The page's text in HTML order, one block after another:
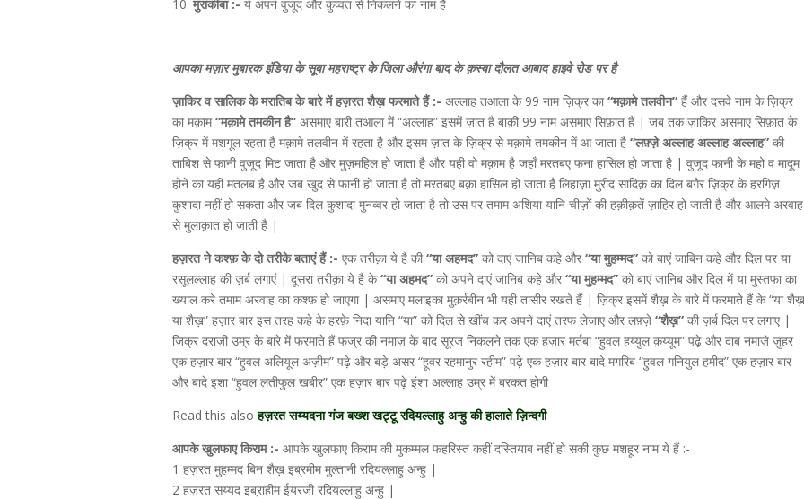
मुराकीबा :- ये अपने वुजूद और क़ुव्वत से निकलने का नाम है
आपका मज़ार मुबारक इंडिया के सूबा महराष्ट्र के जिला औरंगा बाद के क़स्बा दौलत आबाद हाइवे रोड पर है
ज़ाकिर व सालिक के मरातिब के बारे में हज़रत शैख़ फरमाते हैं :- अल्लाह तआला के 99 नाम ज़िक्र का“मक़ामे तलवीन” हैं और दसवे नाम के ज़िक्र
का मक़ाम“मक़ामे तमकीन है” असमाए बारी तआला में “अल्लाह” इसमें ज़ात है बाक़ी 99 नाम असमाए सिफ़ात हैं | जब तक ज़ाकिर असमाए सिफ़ात के
ज़िक्र में मशगूल रहता है मक़ामे तलवीन में रहता है और इसम ज़ात के ज़िक्र से मक़ामे तमकीन में आ जाता है “लफ़्ज़े अल्लाह अल्लाह अल्लाह” की
ताबिश से फानी वुजूद मिट जाता है और मुज़महिल हो जाता है और यही वो मक़ाम है जहाँ मरतबए फना हासिल हो जाता है | वुजूद फानी के महो व मादूम
होने का यही मतलब है और जब खुद से फानी हो जाता है तो मरतबए बक़ा हासिल हो जाता है लिहाज़ा मुरीद सादिक़ का दिल बगैर ज़िक्र के हरगिज़
कुशादा नहीं हो सकता और जब दिल कुशादा मुनव्वर हो जाता है तो उस पर तमाम अशिया यानि चीज़ों की हक़ीक़तें ज़ाहिर हो जाती है और आलमे अरवाह
से मुलाक़ात हो जाती है |
हज़रत ने कश्फ़ के दो तरीके बताएं हैं :- एक तरीक़ा ये है की“या अहमद” को दाएं जानिब कहे और “या मुहम्मद” को बाएं जाबिन कहे और दिल पर या
रसूलल्लाह की ज़र्ब लगाएं | दूसरा तरीक़ा ये है के“या अहमद” को अपने दाएं जानिब कहे और “या मुहम्मद” को बाएं जानिब और दिल में या मुस्तफा का
ख्याल करे तमाम अरवाह का कश्फ़ हो जाएगा | असमाए मलाइका मुक़र्रबीन भी यही तासीर रखते हैं | ज़िक्र इसमें शैख़ के बारे में फरमाते हैं के “या शैख़
या शैख़” हज़ार बार इस तरह कहे के हरफ़े निदा यानि “या” को दिल से खींच कर अपने दाएं तरफ लेजाए और लफ़्ज़े “शैख़” की ज़र्ब दिल पर लगाए |
ज़िक्र दराज़ी उम्र के बारे में फरमाते हैं फज्र की नमाज़ के बाद सूरज निकलने तक एक हज़ार मर्तबा “हुवल हय्युल क़य्यूम” पढ़े और दाब नमाज़े ज़ुहर
एक हज़ार बार “हुवल अलियूल अज़ीम” पढ़े और बड़े असर “हूवर रहमानुर रहीम” पढ़े एक हज़ार बार बादे मगरिब “हुवल गनियुल हमीद” एक हज़ार बार
और बादे इशा “हुवल लतीफुल खबीर” एक हज़ार बार पढ़े इंशा अल्लाह उम्र में बरकत होगी
Read this alsoहज़रत सय्यदना गंज बख्श खट्टू रदियल्लाहु अन्हु की हालाते ज़िन्दगी
आपके खुलफाए किराम :- आपके खुलफाए किराम की मुकम्मल फहरिस्त कहीं दस्तियाब नहीं हो सकी कुछ मशहूर नाम ये हैं :-
1 हज़रत मुहम्मद बिन शैख़ इब्रमीम मुल्तानी रदियल्लाहु अन्हु |
2 हज़रत सय्यद इब्राहीम ईयरजी रदियल्लाहु अन्हु |